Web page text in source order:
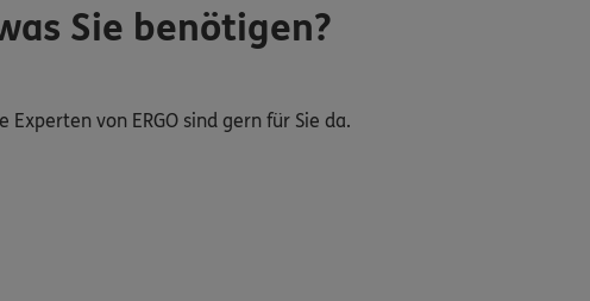
Sie benötigen?
Experten von ERGO sind gern für Sie da.